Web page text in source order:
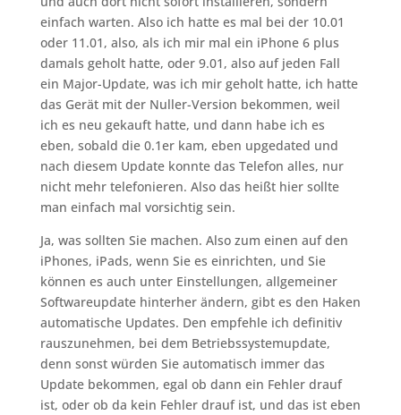
einfach warten. Also ich hatte es mal bei der 10.01
oder 11.01, also, als ich mir mal ein iPhone 6 plus
damals geholt hatte, oder 9.01, also auf jeden Fall
ein Major-Update, was ich mir geholt hatte, ich hatte
das Gerät mit der Nuller-Version bekommen, weil
ich es neu gekauft hatte, und dann habe ich es
eben, sobald die 0.1er kam, eben upgedated und
nach diesem Update konnte das Telefon alles, nur
nicht mehr telefonieren. Also das heißt hier sollte
man einfach mal vorsichtig sein.
Ja, was sollten Sie machen. Also zum einen auf den
iPhones, iPads, wenn Sie es einrichten, und Sie
können es auch unter Einstellungen, allgemeiner
Softwareupdate hinterher ändern, gibt es den Haken
automatische Updates. Den empfehle ich definitiv
rauszunehmen, bei dem Betriebssystemupdate,
denn sonst würden Sie automatisch immer das
Update bekommen, egal ob dann ein Fehler drauf
ist, oder ob da kein Fehler drauf ist, und das ist eben